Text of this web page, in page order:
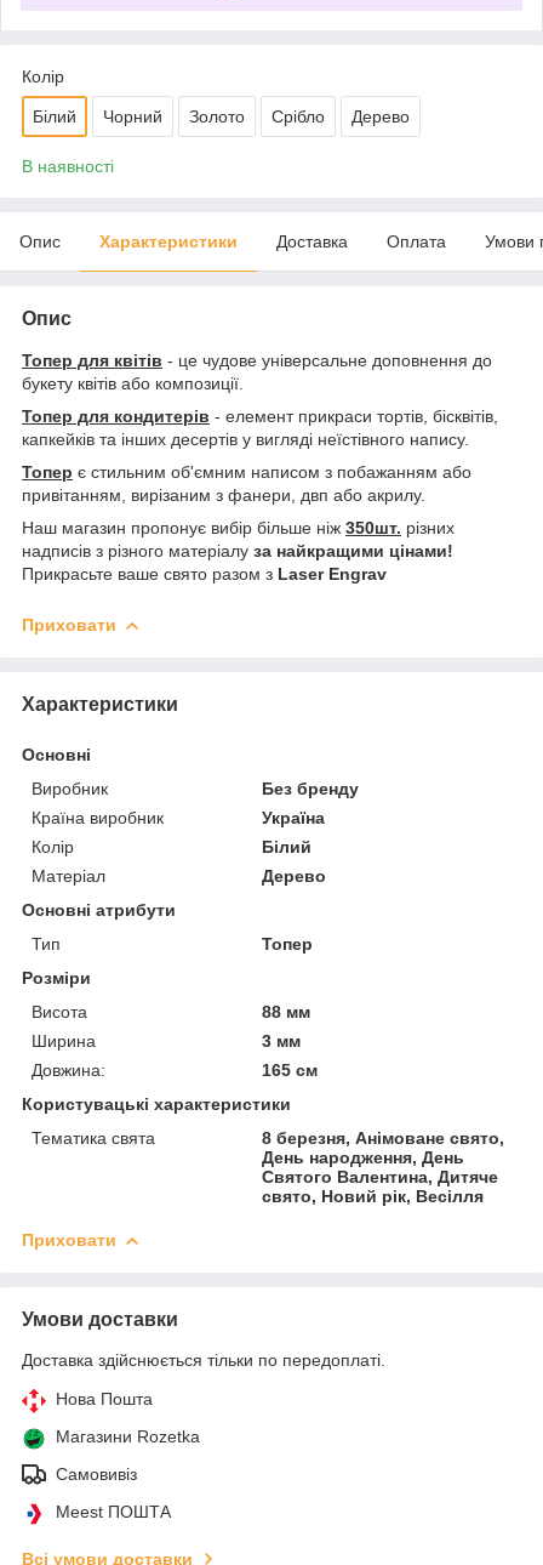
Колір
Білий Чорний Золото Срібло Дерево
В наявності
Опис Характеристики Доставка Оплата Умови
Опис
Топер для квітів - це чудове універсальне доповнення до
букету квітів або композиції.
Топер для кондитерів - елемент прикраси тортів, бісквітів,
капкейків та інших десертів у вигляді неїстівного напису.
Топер є стильним об'ємним написом з побажанням або
привітанням, вирізаним з фанери, двп або акрилу.
Наш магазин пропонує вибір більше ніж 350шт. різних
надписів з різного матеріалу за найкращими цінами!
Прикрасьте ваше свято разом з Laser Engrav
Приховати
Характеристики
Основні
Виробник
Без бренду
Країна виробник
Україна
Колір
Білий
Матеріал
Дерево
Основні атрибути
Тип
Топер
Розміри
Висота
88 мм
Ширина
3 мм
Довжина:
165 см
Користувацькі характеристики
Тематика свята
8 березня, Анімоване свято,
День народження, День
Святого Валентина, Дитяче
свято, Новий рік, Весілля
Приховати
Умови доставки
Доставка здійснюється тільки по передоплаті.
Нова Пошта
Магазини Rozetka
Самовивіз
Meest ПОШТА
Всі умови доставки